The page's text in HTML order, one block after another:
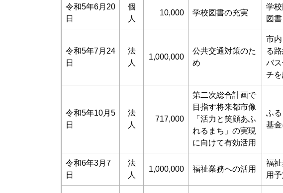
令和5年6月20
日
個
人
10,000 学校図書の充実
学
図
令和5年7月24
日
法
人
1,000,000
公共交通対策のた
め
市
る
バ
チ
令和5年10月5
日
法
人
717,000
第二次総合計画で
目指す将来都市像
「活力と笑顔あふ
れるまち」の実現
に向けて有効活用
ふ
基
令和6年3月7
日
法
人
1,000,000 福祉業務への活用
福
用